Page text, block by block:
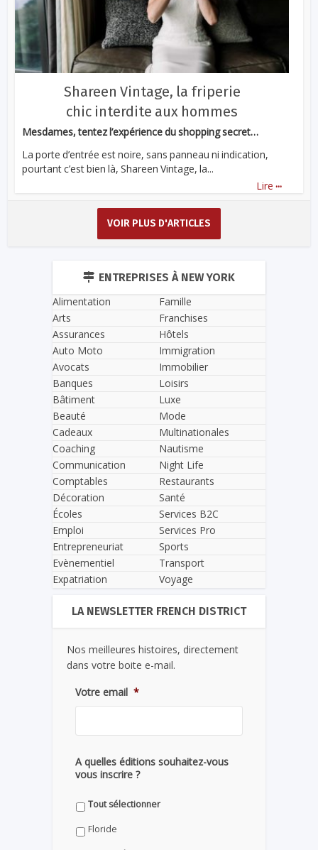
Shareen Vintage, la friperie
chic interdite aux hommes
Mesdames, tentez l’expérience du shopping secret…
La porte d’entrée est noire, sans panneau ni indication,
pourtant c’est bien là, Shareen Vintage, la...
Lire ...
VOIR PLUS D'ARTICLES
ENTREPRISES À NEW YORK
Alimentation
Arts
Assurances
Auto Moto
Avocats
Banques
Bâtiment
Beauté
Cadeaux
Coaching
Communication
Comptables
Décoration
Écoles
Emploi
Entrepreneuriat
Evènementiel
Expatriation
Famille
Franchises
Hôtels
Immigration
Immobilier
Loisirs
Luxe
Mode
Multinationales
Nautisme
Night Life
Restaurants
Santé
Services B2C
Services Pro
Sports
Transport
Voyage
LA NEWSLETTER FRENCH DISTRICT
Nos meilleures histoires, directement
dans votre boite e-mail.
Votre email *
A quelles éditions souhaitez-vous
vous inscrire ?
Tout sélectionner
Floride